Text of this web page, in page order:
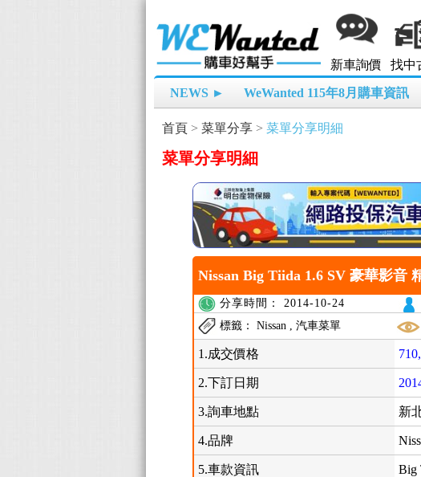
新車詢價 找中
NEWS ► WeWanted 115年8月購車資訊
首頁 > 菜單分享 > 菜單分享明細
菜單分享明細
Nissan Big Tiida 1.6 SV 豪華影音
分享時間： 2014-10-24
標籤： Nissan , 汽車菜單
1.成交價格
2.下訂日期
3.詢車地點 新
4.品牌
5.車款資訊 Big